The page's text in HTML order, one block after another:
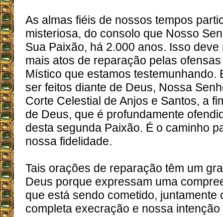
As almas fiéis de nossos tempos
misteriosa, do consolo que Nosso
Sua Paixão, há 2.000 anos. Isso
mais atos de reparação pelas
Místico que estamos testemunhando.
ser feitos diante de Deus, Nossa
Corte Celestial de Anjos e Santos, a
de Deus, que é profundamente
desta segunda Paixão. É o caminho
nossa fidelidade.
Tais orações de reparação têm um
Deus porque expressam uma
que está sendo cometido, juntamente
completa execração e nossa